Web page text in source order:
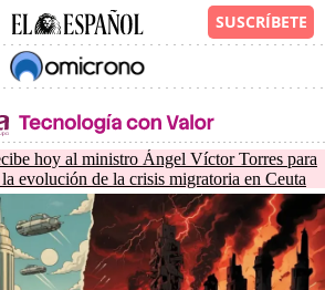
hoy al ministro Ángel Víctor Torres para
evolución de la crisis migratoria en Ceuta